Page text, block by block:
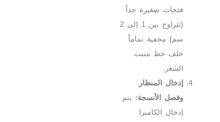
فتحات صغيرة جداً
(تتراوح بين 1 إلى 2
سم) مخفية تماماً
خلف خط منبت
الشعر.
إدخال المنظار
وفصل الأنسجة: يتم
إدخال الكاميرا